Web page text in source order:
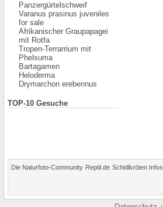
Panzergürtelschweif
Varanus prasinus juveniles
for sale
Afrikanischer Graupapagei
mit Rotfa
Tropen-Terrarrium mit
Phelsuma
Bartagamen
Heloderma
Drymarchon erebennus
TOP-10 Gesuche
Die Naturfoto-Community Reptil.de Schidlkröten Infos